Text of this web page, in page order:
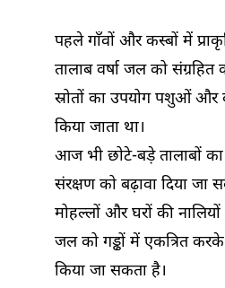
पहले गाँवों और कस्बों में
तालाब वर्षा जल को
स्रोतों का उपयोग पशुओं और
किया जाता था।
आज भी छोटे-बड़े तालाबों का
संरक्षण को बढ़ावा दिया जा
मोहल्लों और घरों की
जल को गड्ढों में एकत्रित
किया जा सकता है।